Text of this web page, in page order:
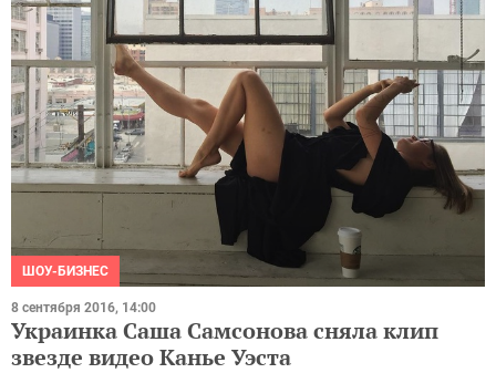
ШОУ-БИЗНЕС
8 сентября 2016, 14:00
Украинка Саша Самсонова сняла клип
звезде видео Канье Уэста